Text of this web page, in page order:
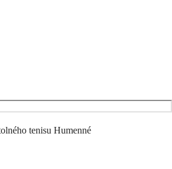
tenisu Humenné